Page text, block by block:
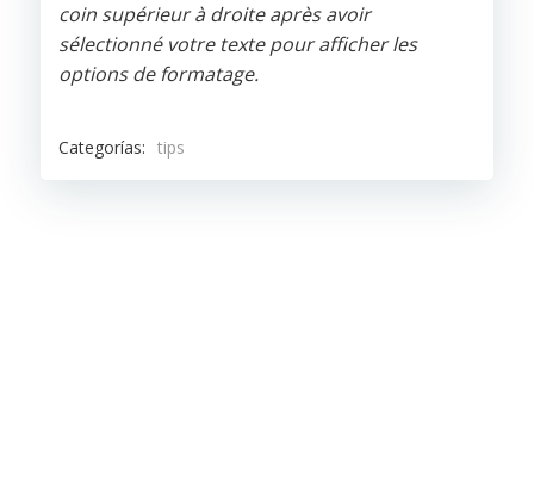
coin supérieur à droite après avoir
sélectionné votre texte pour afficher les
options de formatage.
Categorías: tips